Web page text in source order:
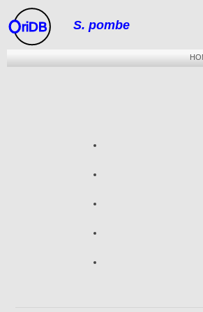
riDB S. pombe